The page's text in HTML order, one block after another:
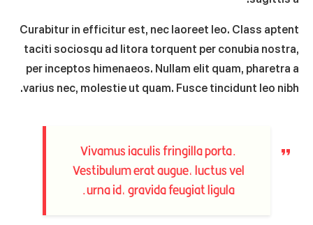
Curabitur in efficitur est, nec laoreet leo. Class aptent
taciti sociosqu ad litora torquent per conubia nostra,
per inceptos himenaeos. Nullam elit quam, pharetra a
varius nec, molestie ut quam. Fusce tincidunt leo nibh.
Vivamus iaculis fringilla porta.
Vestibulum erat augue, luctus vel
urna id, gravida feugiat ligula.